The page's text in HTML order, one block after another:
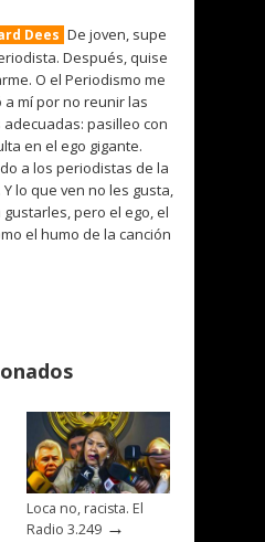
Dees De joven, supe
Después, quise
O el Periodismo me
a mí por no reunir las
adecuadas: pasilleo con
en el ego gigante.
a los periodistas de la
lo que ven no les gusta,
pero el ego, el
el humo de la canción
Loca no, racista. El
Radio 3.249 →